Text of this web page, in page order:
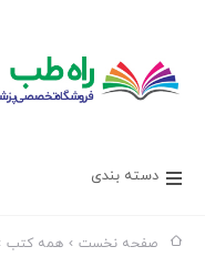
دسته بندی
صفحه نخست همه کتب